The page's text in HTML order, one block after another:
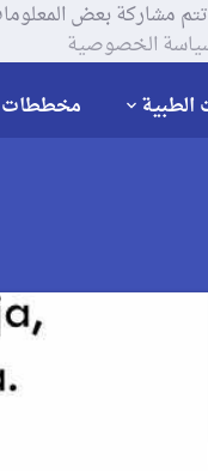
الخصوصية
الطبية مخططات